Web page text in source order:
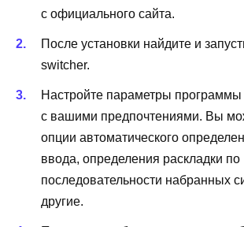
с официального сайта.
После установки найдите и
switcher.
Настройте параметры программы
с вашими предпочтениями. Вы
опции автоматического
ввода, определения раскладки по
последовательности набранных
другие.